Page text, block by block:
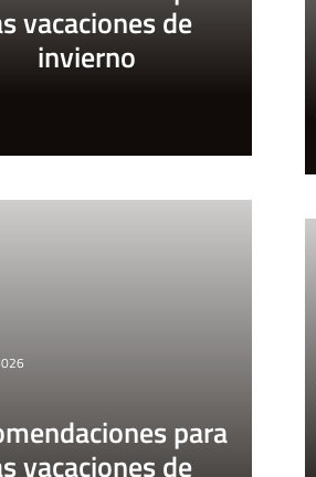
vacaciones de
invierno
para
vacaciones de